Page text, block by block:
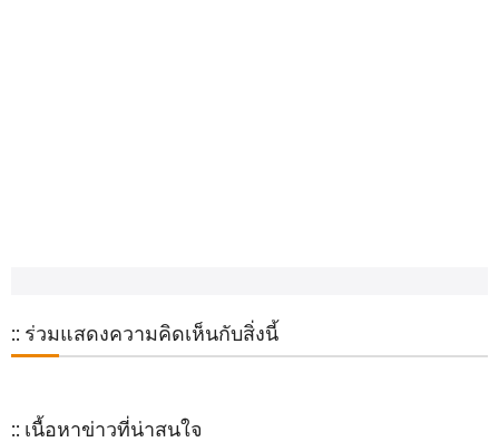
:: ร่วมแสดงความคิดเห็นกับสิ่งนี้
:: เนื้อหาข่าวที่น่าสนใจ